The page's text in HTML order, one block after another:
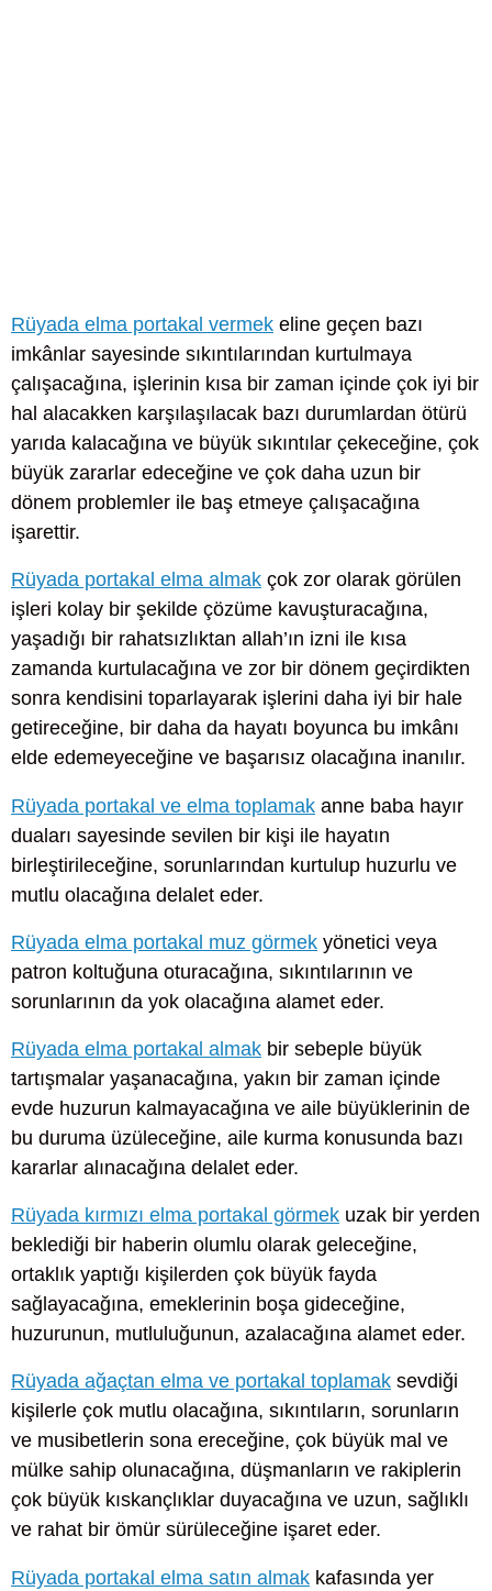
Rüyada elma portakal vermek eline geçen bazı
imkânlar sayesinde sıkıntılarından kurtulmaya
çalışacağına, işlerinin kısa bir zaman içinde çok iyi bir
hal alacakken karşılaşılacak bazı durumlardan ötürü
yarıda kalacağına ve büyük sıkıntılar çekeceğine, çok
büyük zararlar edeceğine ve çok daha uzun bir
dönem problemler ile baş etmeye çalışacağına
işarettir.
Rüyada portakal elma almak çok zor olarak görülen
işleri kolay bir şekilde çözüme kavuşturacağına,
yaşadığı bir rahatsızlıktan allah’ın izni ile kısa
zamanda kurtulacağına ve zor bir dönem geçirdikten
sonra kendisini toparlayarak işlerini daha iyi bir hale
getireceğine, bir daha da hayatı boyunca bu imkânı
elde edemeyeceğine ve başarısız olacağına inanılır.
Rüyada portakal ve elma toplamak anne baba hayır
duaları sayesinde sevilen bir kişi ile hayatın
birleştirileceğine, sorunlarından kurtulup huzurlu ve
mutlu olacağına delalet eder.
Rüyada elma portakal muz görmek yönetici veya
patron koltuğuna oturacağına, sıkıntılarının ve
sorunlarının da yok olacağına alamet eder.
Rüyada elma portakal almak bir sebeple büyük
tartışmalar yaşanacağına, yakın bir zaman içinde
evde huzurun kalmayacağına ve aile büyüklerinin de
bu duruma üzüleceğine, aile kurma konusunda bazı
kararlar alınacağına delalet eder.
Rüyada kırmızı elma portakal görmek uzak bir yerden
beklediği bir haberin olumlu olarak geleceğine,
ortaklık yaptığı kişilerden çok büyük fayda
sağlayacağına, emeklerinin boşa gideceğine,
huzurunun, mutluluğunun, azalacağına alamet eder.
Rüyada ağaçtan elma ve portakal toplamak sevdiği
kişilerle çok mutlu olacağına, sıkıntıların, sorunların
ve musibetlerin sona ereceğine, çok büyük mal ve
mülke sahip olunacağına, düşmanların ve rakiplerin
çok büyük kıskançlıklar duyacağına ve uzun, sağlıklı
ve rahat bir ömür sürüleceğine işaret eder.
Rüyada portakal elma satın almak kafasında yer